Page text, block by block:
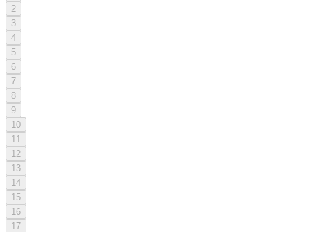
2
3
4
5
6
7
8
9
10
11
12
13
14
15
16
17